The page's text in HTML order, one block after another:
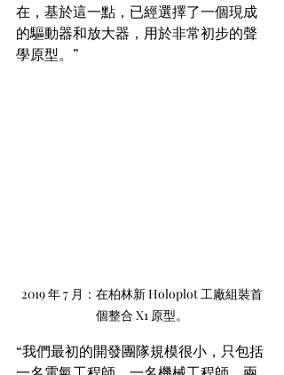
在，基於這一點，已經選擇了一個現成
的驅動器和放大器，用於非常初步的聲
學原型。”
2019 年 7 月：在柏林新 Holoplot 工廠組裝首
個整合 X1 原型。
“我們最初的開發團隊規模很小，只包括